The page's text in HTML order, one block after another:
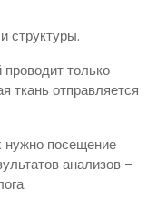
структуры.
проводит только
ткань отправляется
посещение
анализов –